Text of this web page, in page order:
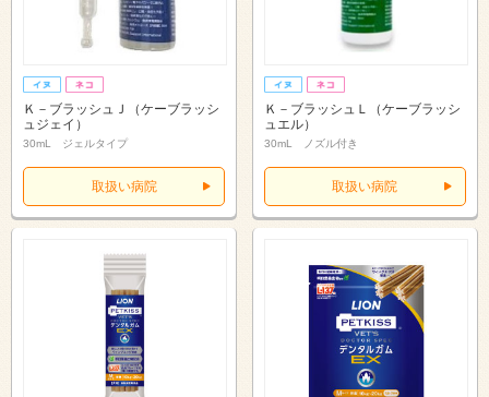
Ｋ－ブラッシュＪ（ケーブラッシ
ュジェイ）
30mL ジェルタイプ
取扱い病院
Ｋ－ブラッシュＬ（ケーブラッシ
ュエル）
30mL ノズル付き
取扱い病院